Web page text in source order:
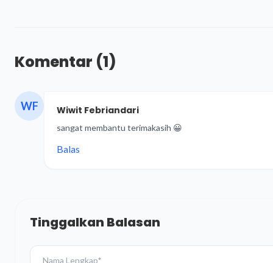
Komentar (1)
WF Wiwit Febriandari
sangat membantu terimakasih 😀
Balas
Tinggalkan Balasan